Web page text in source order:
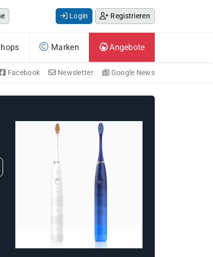
Login Registrieren
Marken Angebote
Facebook Newsletter Google News